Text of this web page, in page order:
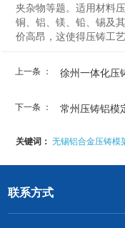
夹杂物等题。适用材料‌
铜、铝、镁、铅、锡及
价高昂，这使得压铸工
上一条 ： 徐州一体化压
下一条 ： 常州压铸铝模
关键词： 无锡铝合金压铸模
联系方式